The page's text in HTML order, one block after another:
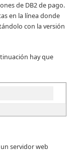
de DB2 de pago.
en la línea donde
con la versión
hay que
servidor web